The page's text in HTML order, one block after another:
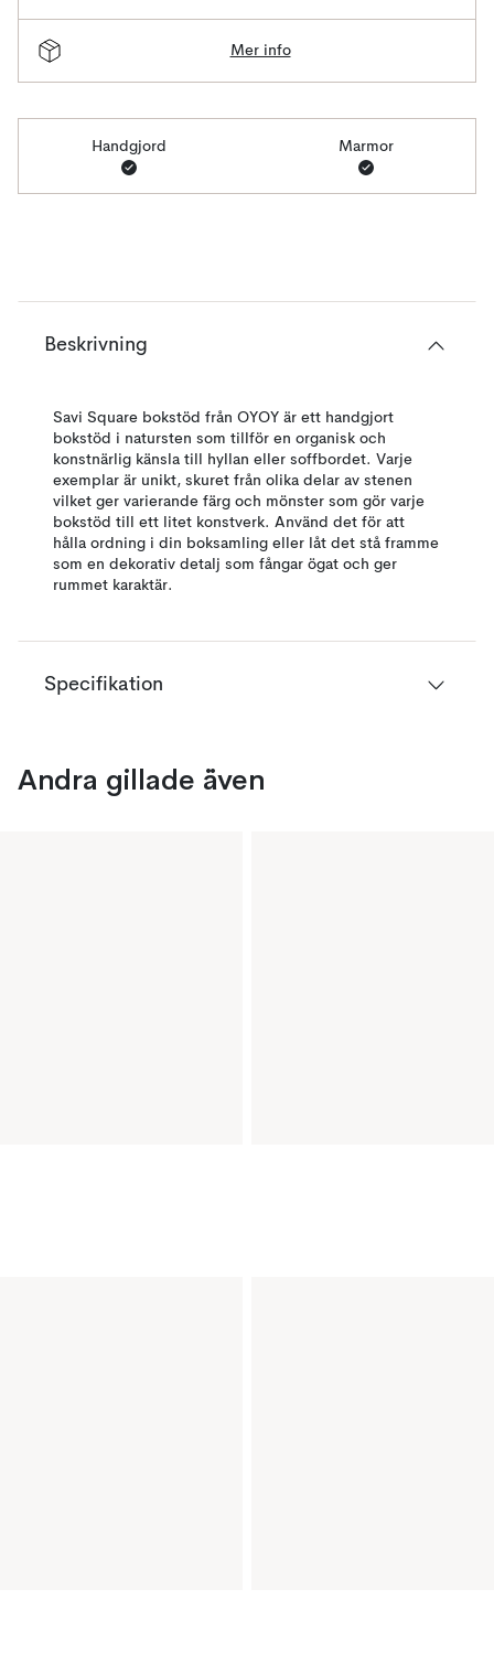
Mer info
Handgjord Marmor
Beskrivning
Savi Square bokstöd från OYOY är ett handgjort
bokstöd i natursten som tillför en organisk och
konstnärlig känsla till hyllan eller soffbordet. Varje
exemplar är unikt, skuret från olika delar av stenen
vilket ger varierande färg och mönster som gör varje
bokstöd till ett litet konstverk. Använd det för att
hålla ordning i din boksamling eller låt det stå framme
som en dekorativ detalj som fångar ögat och ger
rummet karaktär.
Specifikation
Andra gillade även